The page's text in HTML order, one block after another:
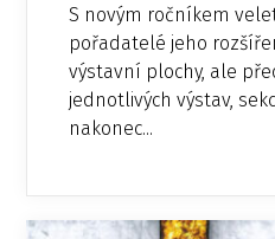
S novým ročníkem
pořadatelé jeho
výstavní plochy, ale
jednotlivých výstav,
nakonec...